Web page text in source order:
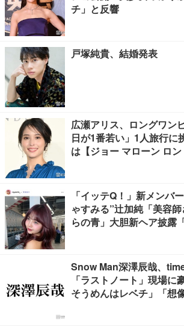
チ」と反響
戸塚純貴、結婚発表
広瀬アリス、ロングワン
日が1番若い」1人旅行に
は【ジョー マローン ロン
「イッテQ！」新メンバ
ゃすみる”辻加純「美容
らの青」大胆新ヘア披露
Snow Man深澤辰哉、
「ラストノート」現場に
そうめんはレベチ」「想